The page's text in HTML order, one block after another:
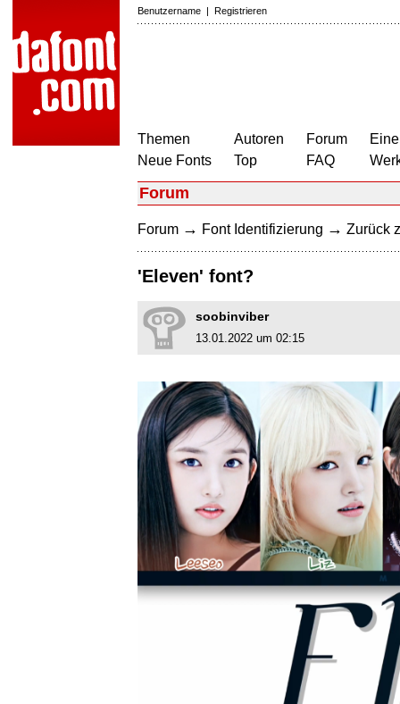
Benutzername | Registrieren
Themen
Neue Fonts
Autoren
Top
Forum
FAQ
Forum
Forum → Font Identifizierung → Zurück
'Eleven' font?
soobinviber
13.01.2022 um 02:15